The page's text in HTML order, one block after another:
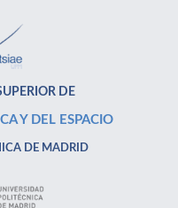
DE
Y DEL ESPACIO
DE MADRID